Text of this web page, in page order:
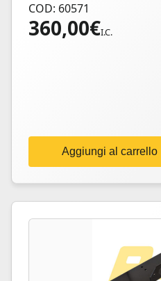
COD: 60571
360,00€I.C.
Aggiungi al carrello